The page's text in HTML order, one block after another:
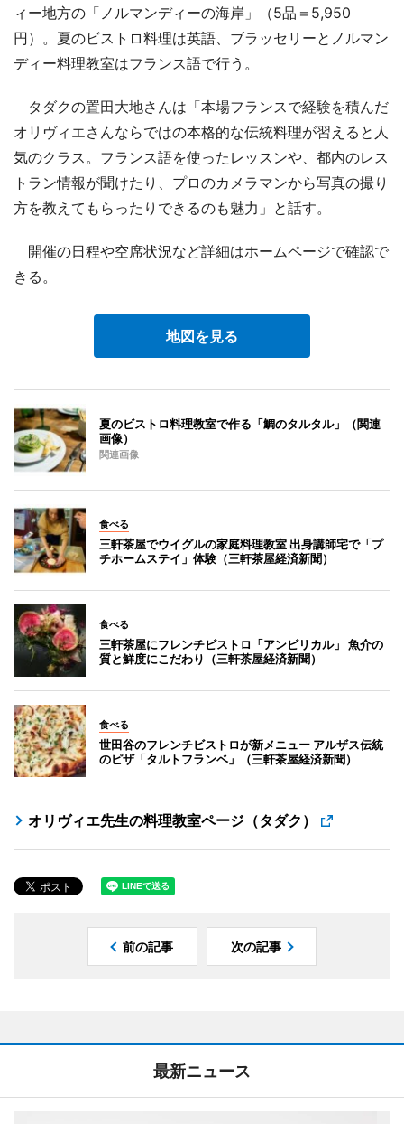
ィー地方の「ノルマンディーの海岸」（5品＝5,950
円）。夏のビストロ料理は英語、ブラッセリーとノルマン
ディー料理教室はフランス語で行う。
タダクの置田大地さんは「本場フランスで経験を積んだ
オリヴィエさんならではの本格的な伝統料理が習えると人
気のクラス。フランス語を使ったレッスンや、都内のレス
トラン情報が聞けたり、プロのカメラマンから写真の撮り
方を教えてもらったりできるのも魅力」と話す。
開催の日程や空席状況など詳細はホームページで確認で
きる。
地図を見る
夏のビストロ料理教室で作る「鯛のタルタル」（関連
画像）
関連画像
食べる
三軒茶屋でウイグルの家庭料理教室 出身講師宅で「プ
チホームステイ」体験（三軒茶屋経済新聞）
食べる
三軒茶屋にフレンチビストロ「アンビリカル」 魚介の
質と鮮度にこだわり（三軒茶屋経済新聞）
食べる
世田谷のフレンチビストロが新メニュー アルザス伝統
のピザ「タルトフランベ」（三軒茶屋経済新聞）
オリヴィエ先生の料理教室ページ（タダク）
前の記事 次の記事
最新ニュース